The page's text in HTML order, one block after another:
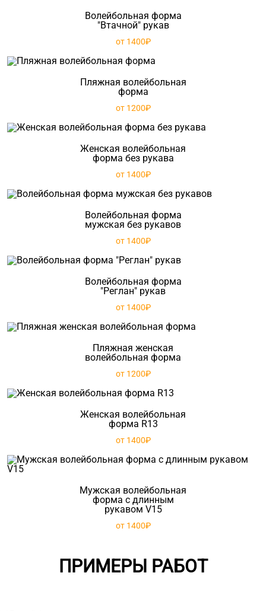
Волейбольная форма
"Втачной" рукав
от 1400₽
Пляжная волейбольная
форма
от 1200₽
Женская волейбольная
форма без рукава
от 1400₽
Волейбольная форма
мужская без рукавов
от 1400₽
Волейбольная форма
"Реглан" рукав
от 1400₽
Пляжная женская
волейбольная форма
от 1200₽
Женская волейбольная
форма R13
от 1400₽
Мужская волейбольная
форма с длинным
рукавом V15
от 1400₽
ПРИМЕРЫ РАБОТ